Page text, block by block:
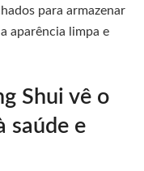
para armazenar
aparência limpa e
Shui vê o
saúde e